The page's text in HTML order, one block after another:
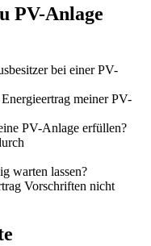
PV-Anlage
bei einer PV-
meiner PV-
PV-Anlage erfüllen?
warten lassen?
Vorschriften nicht